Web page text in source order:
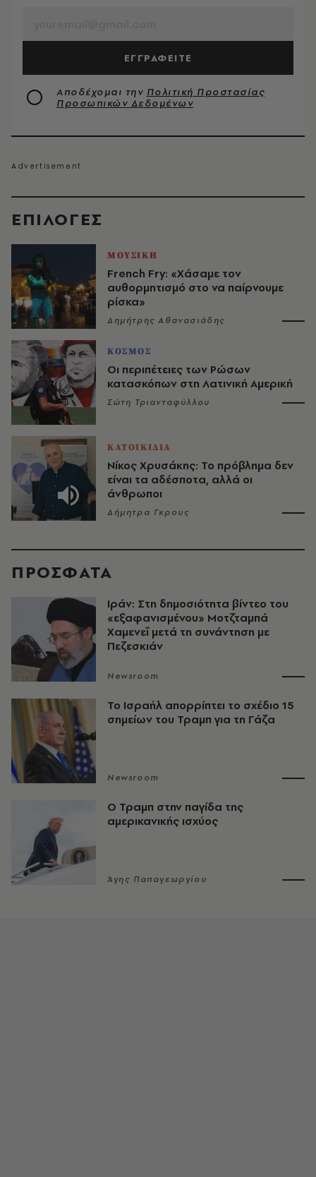
EΠΙΛΟΓΈΣ
ΜΟΥΣΙΚΗ
French Fry: «Χάσαμε τον
αυθορμητισμό στο να παίρνουμε
ρίσκα»
Δημήτρης Αθανασιάδης
ΚΟΣΜΟΣ
Οι περιπέτειες των Ρώσων
κατασκόπων στη Λατινική Αμερική
Σώτη Τριανταφύλλου
ΚΑΤΟΙΚΙΔΙΑ
Νίκος Χρυσάκης: Το πρόβλημα δεν
είναι τα αδέσποτα, αλλά οι
άνθρωποι
Δήμητρα Γκρους
ΕΓΓΡΑΦΕΙΤΕ
Αποδέχομαι την Πολιτική Προστασίας
Προσωπικών Δεδομένων
ΠΡΟΣΦΑΤΑ
Ιράν: Στη δημοσιότητα βίντεο του
«εξαφανισμένου» Μοτζταμπά
Χαμενεΐ μετά τη συνάντηση με
Πεζεσκιάν
Newsroom
Το Ισραήλ απορρίπτει το σχέδιο 15
σημείων του Τραμπ για τη Γάζα
Newsroom
Ο Τραμπ στην παγίδα της
αμερικανικής ισχύος
Άγης Παπαγεωργίου